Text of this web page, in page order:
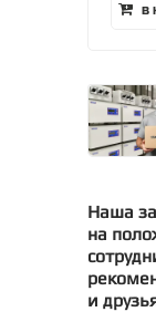
В
Наша
на
и